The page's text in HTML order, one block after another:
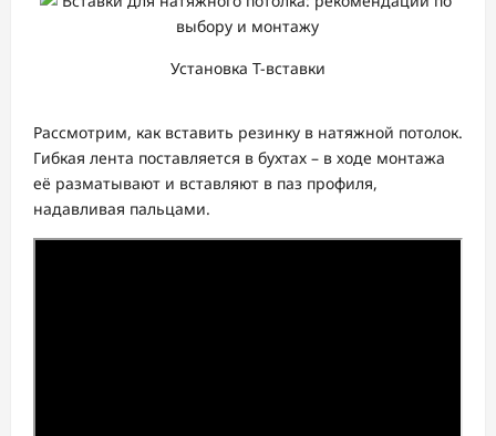
Установка T-вставки
Рассмотрим, как вставить резинку в натяжной потолок.
Гибкая лента поставляется в бухтах – в ходе монтажа
её разматывают и вставляют в паз профиля,
надавливая пальцами.